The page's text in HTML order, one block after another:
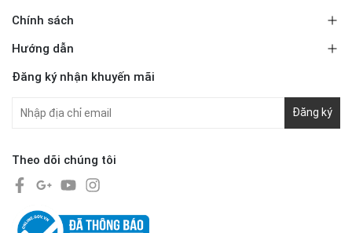
Chính sách
Hướng dẫn
Đăng ký nhận khuyến mãi
Đăng ký
Theo dõi chúng tôi